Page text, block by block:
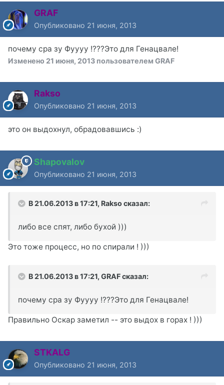
GRAF
Опубликовано 21 июня, 2013
почему сра зу Фуууу !???Это для Генацвале!
Изменено 21 июня, 2013 пользователем GRAF
Rakso
Опубликовано 21 июня, 2013
это он выдохнул, обрадовавшись :)
Shapovalov
Опубликовано 21 июня, 2013
В 21.06.2013 в 17:21, Rakso сказал:
либо все спят, либо бухой )))
Это тоже процесс, но по спирали ! )))
В 21.06.2013 в 17:21, GRAF сказал:
почему сра зу Фуууу !???Это для Генацвале!
Правильно Оскар заметил -- это выдох в горах ! )))
STKALG
Опубликовано 21 июня, 2013